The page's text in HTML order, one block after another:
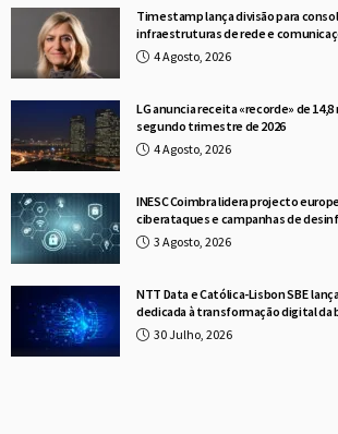
Timestamp lança divisão para
infraestruturas de rede e
4 Agosto, 2026
LG anuncia receita «recorde» de
segundo trimestre de 2026
4 Agosto, 2026
INESC Coimbra lidera projecto
ciberataques e campanhas de
3 Agosto, 2026
NTT Data e Católica-Lisbon SBE
dedicada à transformação digital da
30 Julho, 2026